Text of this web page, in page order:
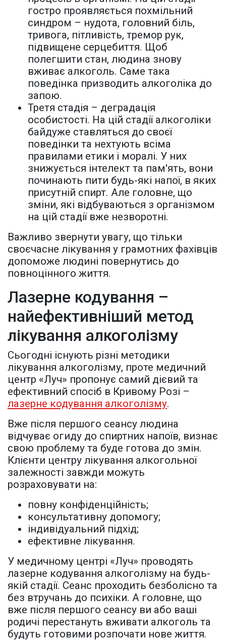
гостро проявляється похмільний
синдром – нудота, головний біль,
тривога, пітливість, тремор рук,
підвищене серцебиття. Щоб
полегшити стан, людина знову
вживає алкоголь. Саме така
поведінка призводить алкоголіка до
запою.
Третя стадія – деградація
особистості. На цій стадії алкоголіки
байдуже ставляться до своєї
поведінки та нехтують всіма
правилами етики і моралі. У них
знижується інтелект та пам'ять, вони
починають пити будь-які напої, в яких
присутній спирт. Але головне, що
зміни, які відбуваються з організмом
на цій стадії вже незворотні.
Важливо звернути увагу, що тільки
своєчасне лікування у грамотних фахівців
допоможе людині повернутись до
повноцінного життя.
Лазерне кодування –
найефективніший метод
лікування алкоголізму
Сьогодні існують різні методики
лікування алкоголізму, проте медичний
центр «Луч» пропонує самий дієвий та
ефективний спосіб в Кривому Розі –
лазерне кодування алкоголізму.
Вже після першого сеансу людина
відчуває огиду до спиртних напоїв, визнає
свою проблему та буде готова до змін.
Клієнти центру лікування алкогольної
залежності завжди можуть
розраховувати на:
повну конфіденційність;
консультативну допомогу;
індивідуальний підхід;
ефективне лікування.
У медичному центрі «Луч» проводять
лазерне кодування алкоголізму на будь-
якій стадії. Сеанс проходить безболісно та
без втручань до психіки. А головне, що
вже після першого сеансу ви або ваші
родичі перестануть вживати алкоголь та
будуть готовими розпочати нове життя.